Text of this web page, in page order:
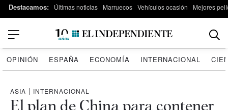
Destacamos: Últimas noticias Marruecos Vehículos ocasión Mejores
OPINIÓN ESPAÑA ECONOMÍA INTERNACIONAL
ASIA | INTERNACIONAL
El plan de China para contener